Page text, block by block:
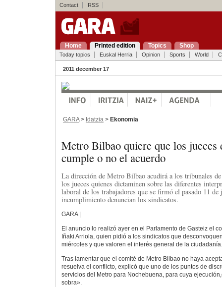
Contact RSS
Home Printed edition Topics Shop
Today topics Euskal Herria Opinion Sports World
2011 december 17
GARA> Idatzia > Ekonomia
Metro Bilbao quiere que los jueces
cumple o no el acuerdo
La dirección de Metro Bilbao acudirá a los tribunales
los jueces quienes dictaminen sobre las diferentes
laboral de los trabajadores que se firmó el pasado 11
incumplimiento denuncian los sindicatos.
GARA |
El anuncio lo realizó ayer en el Parlamento de Gasteiz el
Iñaki Arriola, quien pidió a los sindicatos que
miércoles y que valoren el interés general de la ciudadanía.
Tras lamentar que el comité de Metro Bilbao no haya
resuelva el conflicto, explicó que uno de los puntos de
servicios del Metro para Nochebuena, para cuya
sobra».